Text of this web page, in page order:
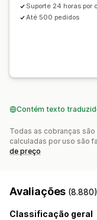
Suporte 24 horas por
Até 500 pedidos
Contém texto
Todas as cobranças são
calculadas por uso são
de preço
Avaliações (8.880)
Classificação geral